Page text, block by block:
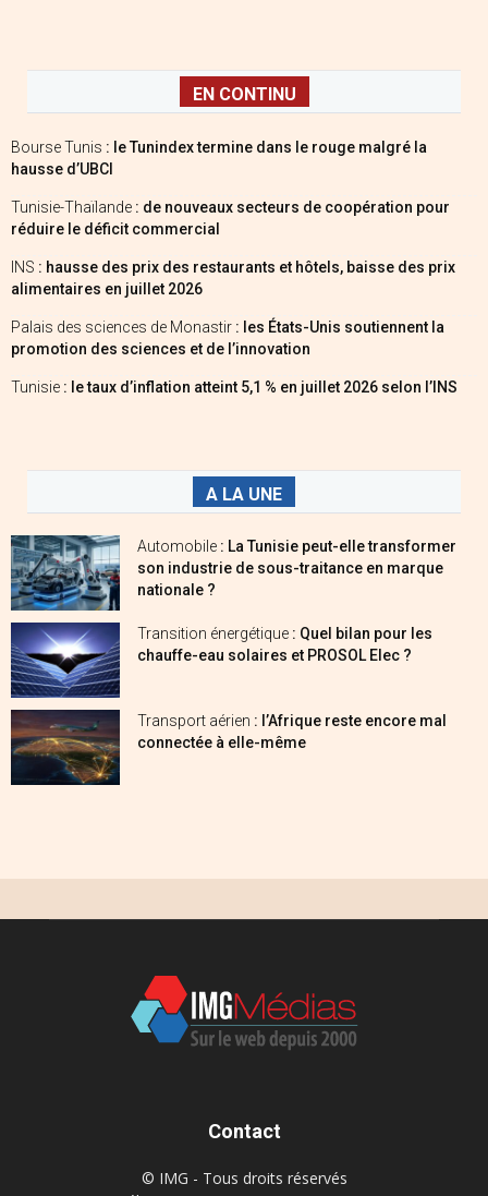
EN CONTINU
Bourse Tunis : le Tunindex termine dans le rouge malgré la
hausse d’UBCI
Tunisie-Thaïlande : de nouveaux secteurs de coopération pour
réduire le déficit commercial
INS : hausse des prix des restaurants et hôtels, baisse des prix
alimentaires en juillet 2026
Palais des sciences de Monastir : les États-Unis soutiennent la
promotion des sciences et de l’innovation
Tunisie : le taux d’inflation atteint 5,1 % en juillet 2026 selon l’INS
A LA UNE
Automobile : La Tunisie peut-elle transformer
son industrie de sous-traitance en marque
nationale ?
Transition énergétique : Quel bilan pour les
chauffe-eau solaires et PROSOL Elec ?
Transport aérien : l’Afrique reste encore mal
connectée à elle-même
Contact
© IMG - Tous droits réservés